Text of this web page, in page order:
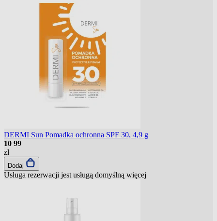
DERMI Sun Pomadka ochronna SPF 30, 4,9 g
10 99
zł
Dodaj
Usługa rezerwacji jest usługą domyślną więcej